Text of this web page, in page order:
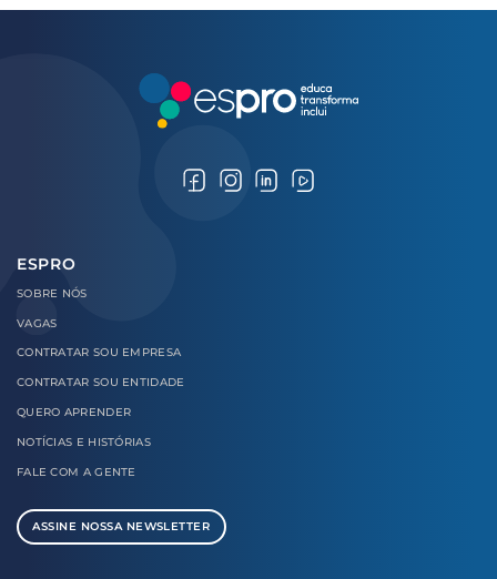
ESPRO
SOBRE NÓS
VAGAS
CONTRATAR SOU EMPRESA
CONTRATAR SOU ENTIDADE
QUERO APRENDER
NOTÍCIAS E HISTÓRIAS
FALE COM A GENTE
ASSINE NOSSA NEWSLETTER